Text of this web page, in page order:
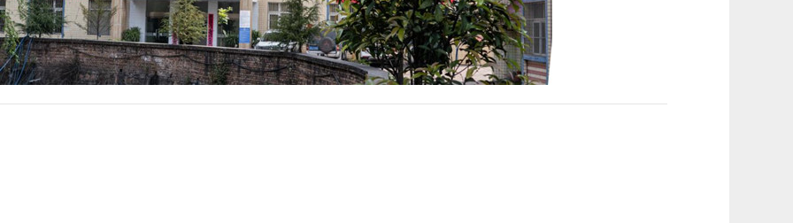
人才招聘